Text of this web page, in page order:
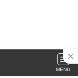
MENU